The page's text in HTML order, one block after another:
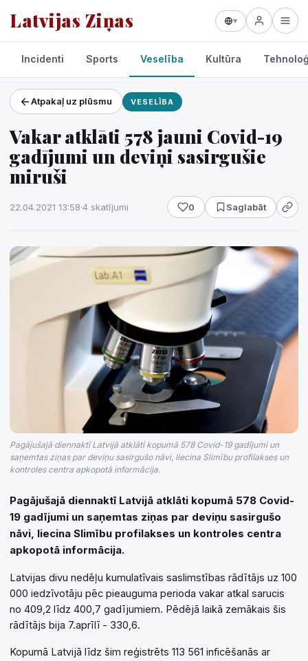
Latvijas Ziņas ▾
Projekti un pakalpojumi
Laikapstākļi
Incidenti Sports Veselība Kultūra
Atpakaļ uz plūsmu VESELĪBA
Vakar atklāti 578 jauni Covid-19
gadījumi un deviņi sasirgušie
miruši
22.04.2021 13:58·4 skatījumi 0 Saglabāt
Pagājušajā diennaktī Latvijā atklāti kopumā 578 Covid-19 gadījumi un
saņemtas ziņas par deviņu sasirgušo nāvi, liecina Slimību profilakses un
kontroles centra apkopotā informācija.
Pagājušajā diennaktī Latvijā atklāti kopumā 578 Covid-
19 gadījumi un saņemtas ziņas par deviņu sasirgušo
nāvi, liecina Slimību profilakses un kontroles centra
apkopotā informācija.
Latvijas divu nedēļu kumulatīvais saslimstības rādītājs uz 100
000 iedzīvotāju pēc pieauguma perioda vakar atkal sarucis
no 409,2 līdz 400,7 gadījumiem. Pēdējā laikā zemākais šis
rādītājs bija 7.aprīlī - 330,6.
Kopumā Latvijā līdz šim reģistrēts 113 561 inficēšanās ar